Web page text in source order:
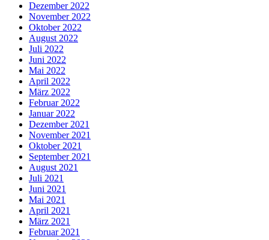
Dezember 2022
November 2022
Oktober 2022
August 2022
Juli 2022
Juni 2022
Mai 2022
April 2022
März 2022
Februar 2022
Januar 2022
Dezember 2021
November 2021
Oktober 2021
September 2021
August 2021
Juli 2021
Juni 2021
Mai 2021
April 2021
März 2021
Februar 2021